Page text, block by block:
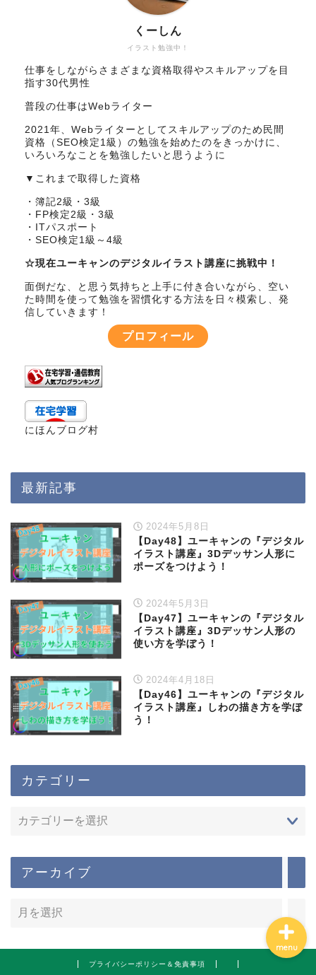
イラスト勉強中！
くーしん
仕事をしながらさまざまな資格取得やスキルアップを目
指す30代男性
普段の仕事はWebライター
2021年、Webライターとしてスキルアップのため民間
資格（SEO検定1級）の勉強を始めたのをきっかけに、
いろいろなことを勉強したいと思うように
▼これまで取得した資格
・簿記2級・3級
・FP検定2級・3級
・ITパスポート
・SEO検定1級～4級
☆現在ユーキャンのデジタルイラスト講座に挑戦中！
面倒だな、と思う気持ちと上手に付き合いながら、空い
た時間を使って勉強を習慣化する方法を日々模索し、発
信していきます！
プロフィール
にほんブログ村
最新記事
2024年5月8日
【Day48】ユーキャンの『デジタル
イラスト講座』3Dデッサン人形に
ポーズをつけよう！
2024年5月3日
【Day47】ユーキャンの『デジタル
イラスト講座』3Dデッサン人形の
使い方を学ぼう！
2024年4月18日
【Day46】ユーキャンの『デジタル
イラスト講座』しわの描き方を学ぼ
う！
カテゴリー
アーカイブ
プライバシーポリシー＆免責事項
menu